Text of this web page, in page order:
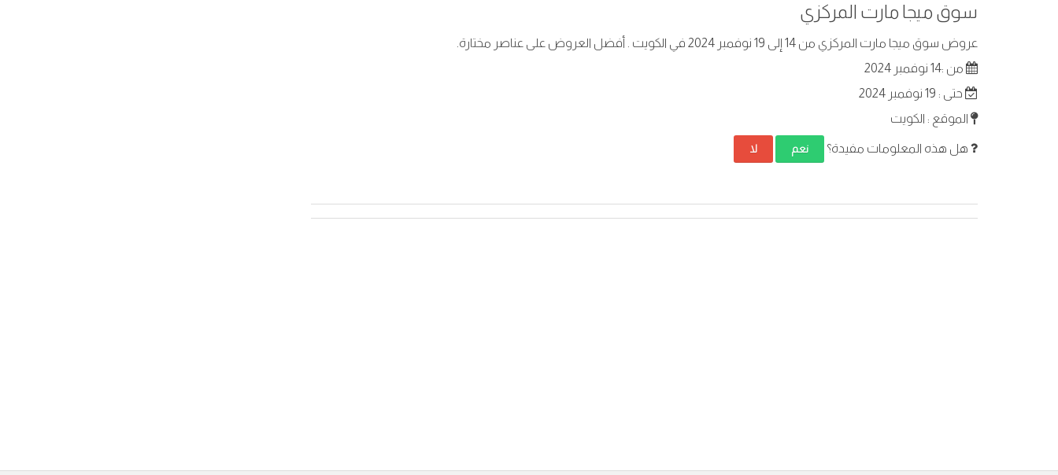
سوق ميجا مارت المركزي
عروض سوق ميجا مارت المركزي من 14 إلى 19 نوفمبر 2024 في الكويت . أفضل العروض على عناصر مختارة.
من :14 نوفمبر 2024
حتى : 19 نوفمبر 2024
الموقع : الكويت
هل هذه المعلومات مفيدة؟ نعم لا